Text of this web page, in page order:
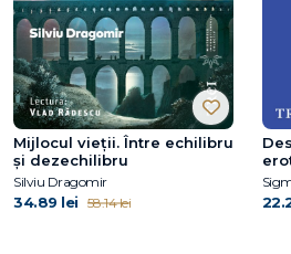
Mijlocul vieții. Între echilibru
și dezechilibru
Silviu Dragomir
34.89 lei 58.14 lei